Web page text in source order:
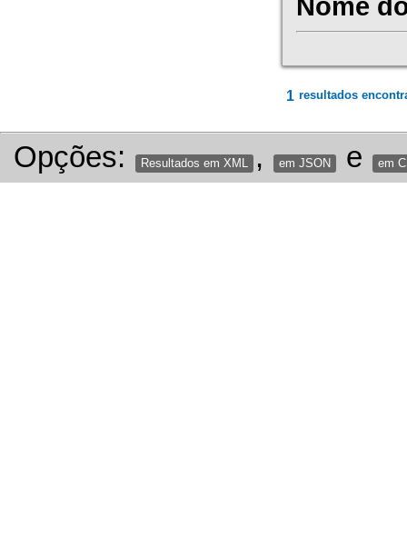
1 resultados
Opções: Resultados em XML , em JSON e em